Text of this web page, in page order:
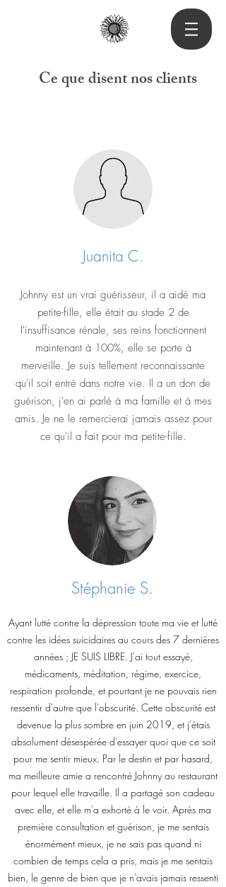
Ce que disent nos clients
Juanita C.
Johnny est un vrai guérisseur, il a aidé ma
petite-fille, elle était au stade 2 de
l'insuffisance rénale, ses reins fonctionnent
maintenant à 100%, elle se porte à
merveille. Je suis tellement reconnaissante
qu'il soit entré dans notre vie. Il a un don de
guérison, j'en ai parlé à ma famille et à mes
amis. Je ne le remercierai jamais assez pour
ce qu'il a fait pour ma petite-fille.
Stéphanie S.
Ayant lutté contre la dépression toute ma vie et lutté
contre les idées suicidaires au cours des 7 dernières
années ; JE SUIS LIBRE. J'ai tout essayé,
médicaments, méditation, régime, exercice,
respiration profonde, et pourtant je ne pouvais rien
ressentir d'autre que l'obscurité. Cette obscurité est
devenue la plus sombre en juin 2019, et j'étais
absolument désespérée d'essayer quoi que ce soit
pour me sentir mieux. Par le destin et par hasard,
ma meilleure amie a rencontré Johnny au restaurant
pour lequel elle travaille. Il a partagé son cadeau
avec elle, et elle m'a exhorté à le voir. Après ma
première consultation et guérison, je me sentais
énormément mieux, je ne sais pas quand ni
combien de temps cela a pris, mais je me sentais
bien, le genre de bien que je n'avais jamais ressenti